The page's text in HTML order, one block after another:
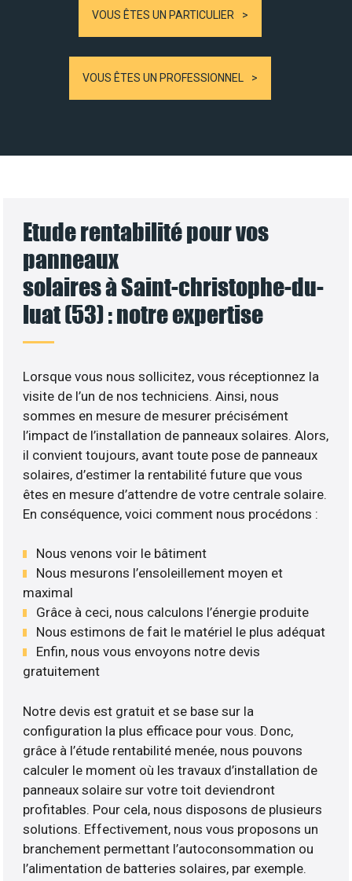
VOUS ÊTES UN PARTICULIER
VOUS ÊTES UN PROFESSIONNEL
Etude rentabilité pour vos
panneaux
solaires à Saint-christophe-du-
luat (53) : notre expertise
Lorsque vous nous sollicitez, vous réceptionnez la
visite de l’un de nos techniciens. Ainsi, nous
sommes en mesure de mesurer précisément
l’impact de l’installation de panneaux solaires. Alors,
il convient toujours, avant toute pose de panneaux
solaires, d’estimer la rentabilité future que vous
êtes en mesure d’attendre de votre centrale solaire.
En conséquence, voici comment nous procédons :
Nous venons voir le bâtiment
Nous mesurons l’ensoleillement moyen et
maximal
Grâce à ceci, nous calculons l’énergie produite
Nous estimons de fait le matériel le plus adéquat
Enfin, nous vous envoyons notre devis
gratuitement
Notre devis est gratuit et se base sur la
configuration la plus efficace pour vous. Donc,
grâce à l’étude rentabilité menée, nous pouvons
calculer le moment où les travaux d’installation de
panneaux solaire sur votre toit deviendront
profitables. Pour cela, nous disposons de plusieurs
solutions. Effectivement, nous vous proposons un
branchement permettant l’autoconsommation ou
l’alimentation de batteries solaires, par exemple.